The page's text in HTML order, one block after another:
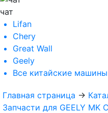
чат
Lifan
Chery
Great Wall
Geely
Все китайские машины
Главная страница →
Запчасти для GEELY MK